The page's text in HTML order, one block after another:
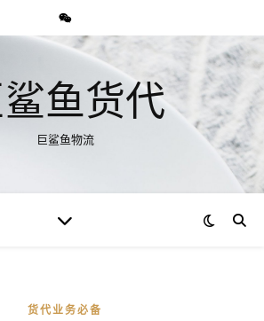
鱼货代
巨鲨鱼物流
货代业务必备